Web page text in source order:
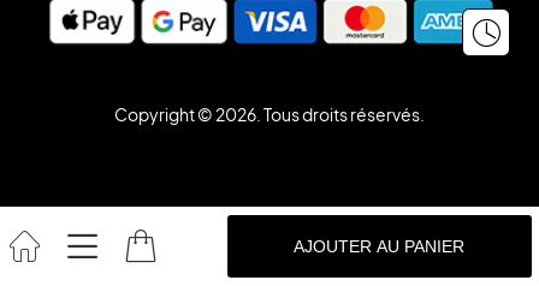
AJOUTER AU PANIER
Copyright © 2026. Tous droits réservés.